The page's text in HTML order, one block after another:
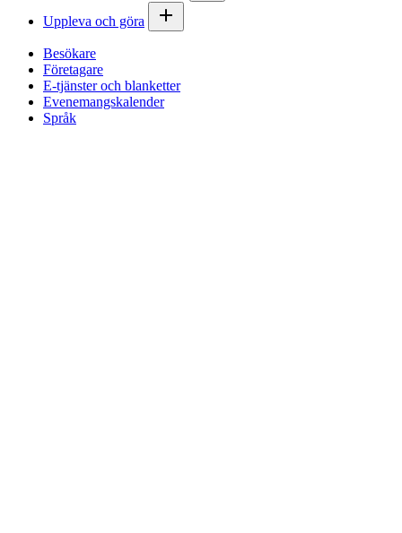
Uppleva och göra
Besökare
Företagare
E-tjänster och blanketter
Evenemangskalender
Språk